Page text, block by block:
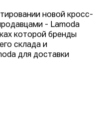
новой кросс-
- Lamoda
которой бренды
склада и
для доставки